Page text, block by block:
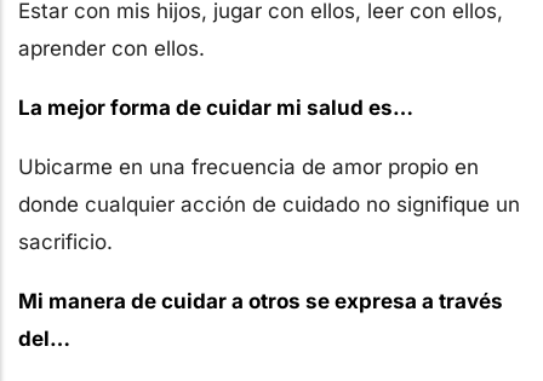
Estar con mis hijos, jugar con ellos, leer con ellos,
aprender con ellos.
La mejor forma de cuidar mi salud es…
Ubicarme en una frecuencia de amor propio en
donde cualquier acción de cuidado no signifique un
sacrificio.
Mi manera de cuidar a otros se expresa a través
del…